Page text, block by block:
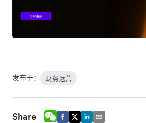
发布于： 财务运营
Share